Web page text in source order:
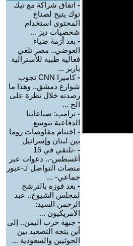
- اتفاق شراكة مع تيك
توك يتيح لصناع
المحتوى استخدام
شخصيات ديز ...
- بعد أزمة ضياء
العوضي.. مصر تلغي
فعالية طبية للأسترالية
باربر ...
-
كاميرا CNN تجوب
شوارع دمشق.. وهذا ما
رصدته خلال نظرة على
الح ...
- ترامب: صناعاتنا
الدفاعية تتوسع
- اختتام مفاوضات روما
بين لبنان وإسرائيل
-
-نلتقي في 15
أغسطس-.. دعوات عبر
منصات التواصل لـ-عبور
جماعي- ...
- بعد فوزه بالترشح
لمجلس الشيوخ.. عبد
الرحمن السيد:
الأمريكيون ...
- جبهة حرب اليمن.. إلى
أين يتجه التصعيد بين
الحوثيين والسعودية ...